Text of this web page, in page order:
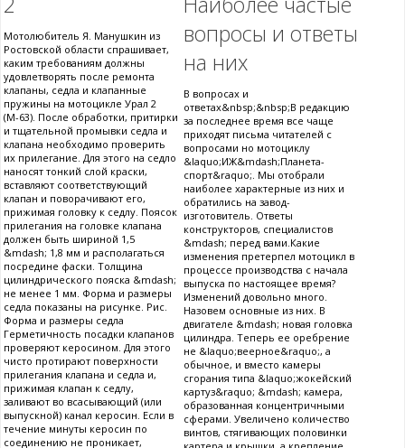
Мотолюбитель Я. Манушкин из
Ростовской области спрашивает,
каким требованиям должны
удовлетворять после ремонта
клапаны, седла и клапанные
пружины на мотоцикле Урал 2
(М-63). После обработки, притирки
и тщательной промывки седла и
клапана необходимо проверить
их прилегание. Для этого на седло
наносят тонкий слой краски,
вставляют соответствующий
клапан и поворачивают его,
прижимая головку к седлу. Поясок
прилегания на головке клапана
должен быть шириной 1,5
&mdash; 1,8 мм и располагаться
посредине фаски. Толщина
цилиндрического пояска &mdash;
не менее 1 мм. Форма и размеры
седла показаны на рисунке. Рис.
Форма и размеры седла
Герметичность посадки клапанов
проверяют керосином. Для этого
чисто протирают поверхности
прилегания клапана и седла и,
прижимая клапан к седлу,
заливают во всасывающий (или
выпускной) канал керосин. Если в
течение минуты керосин по
соединению не проникает,
вопросы и ответы
на них
В вопросах и
ответах&nbsp;&nbsp;В редакцию
за последнее время все чаще
приходят письма читателей с
вопросами но мотоциклу
&laquo;ИЖ&mdash;Планета-
спорт&raquo;. Мы отобрали
наиболее характерные из них и
обратились на завод-
изготовитель. Ответы
конструкторов, специалистов
&mdash; перед вами.Какие
изменения претерпел мотоцикл в
процессе производства с начала
выпуска по настоящее время?
Изменений довольно много.
Назовем основные из них. В
двигателе &mdash; новая головка
цилиндра. Теперь ее оребрение
не &laquo;веерное&raquo;, а
обычное, и вместо камеры
сгорания типа &laquo;жокейский
картуз&raquo; &mdash; камера,
образованная концентричными
сферами. Увеличено количество
винтов, стягивающих половинки